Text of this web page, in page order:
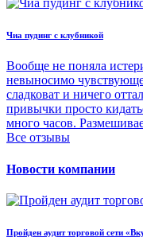
Чиа пудинг с клубникой
Вообще не поняла
невыносимо
сладковат и ничего
привычки просто
много часов.
Все отзывы
Новости компании
Пройден аудит торговой сети